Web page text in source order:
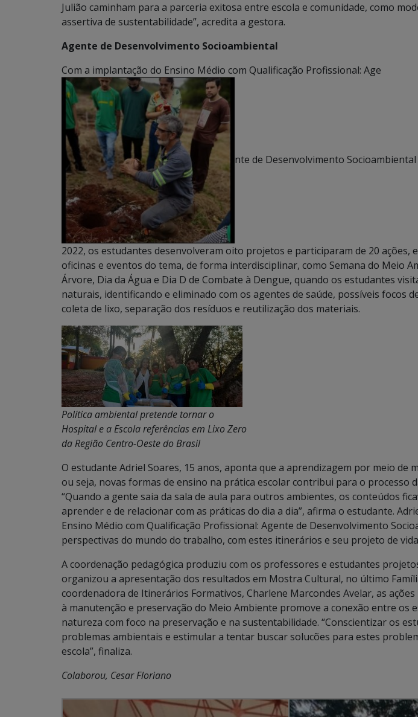
Julião caminham para a parceria exitosa entre escola e comunidade, como
assertiva de sustentabilidade”, acredita a gestora.
Agente de Desenvolvimento Socioambiental
Com a implantação do Ensino Médio com Qualificação Profissional: Age
nte de Desenvolvimento
2022, os estudantes desenvolveram oito projetos e participaram de 20 ações,
oficinas e eventos do tema, de forma interdisciplinar, como Semana do Meio
Árvore, Dia da Água e Dia D de Combate à Dengue, quando os estudantes
naturais, identificando e eliminado com os agentes de saúde, possíveis focos
coleta de lixo, separação dos resíduos e reutilização dos materiais.
Política ambiental pretende tornar o
Hospital e a Escola referências em Lixo Zero
da Região Centro-Oeste do Brasil
O estudante Adriel Soares, 15 anos, aponta que a aprendizagem por meio de
ou seja, novas formas de ensino na prática escolar contribui para o processo
“Quando a gente saia da sala de aula para outros ambientes, os conteúdos
aprender e de relacionar com as práticas do dia a dia”, afirma o estudante.
Ensino Médio com Qualificação Profissional: Agente de Desenvolvimento
perspectivas do mundo do trabalho, com estes itinerários e seu projeto de
A coordenação pedagógica produziu com os professores e estudantes
organizou a apresentação dos resultados em Mostra Cultural, no último
coordenadora de Itinerários Formativos, Charlene Marcondes Avelar, as
à manutenção e preservação do Meio Ambiente promove a conexão entre os
natureza com foco na preservação e na sustentabilidade. “Conscientizar os
problemas ambientais e estimular a tentar buscar solucões para estes
escola”, finaliza.
Colaborou, Cesar Floriano